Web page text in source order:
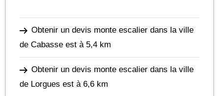
Obtenir un devis monte escalier dans la ville
de Cabasse est à 5,4 km
Obtenir un devis monte escalier dans la ville
de Lorgues est à 6,6 km